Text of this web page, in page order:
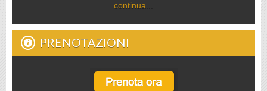
continua...
PRENOTAZIONI